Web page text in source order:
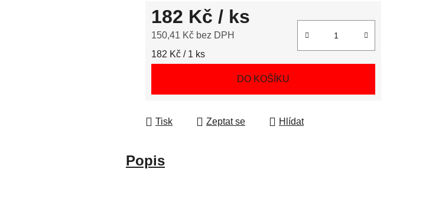
182 Kč / ks
150,41 Kč bez DPH
Měrná cena:
182 Kč / 1 ks
DO KOŠÍKU
Tisk Zeptat se Hlídat
Popis